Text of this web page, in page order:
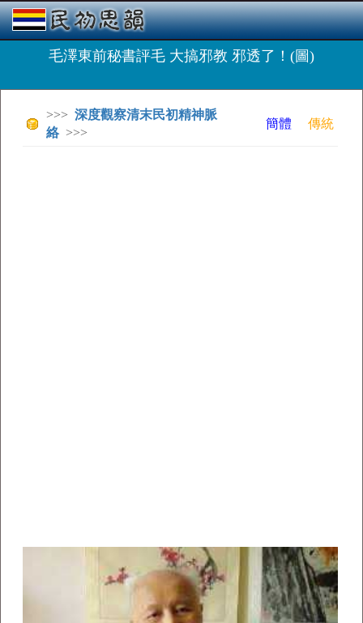
毛澤東前秘書評毛 大搞邪教 邪透了！(圖)
>>> 深度觀察清末民初精神脈
絡 >>>
簡體 傳統